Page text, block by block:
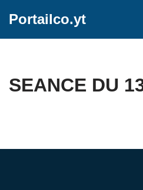
Portailco.yt
SEANCE DU